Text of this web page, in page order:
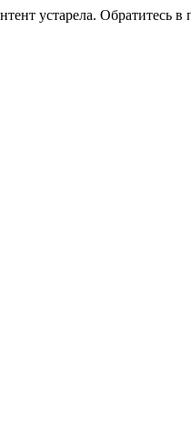
устарела. Обратитесь в